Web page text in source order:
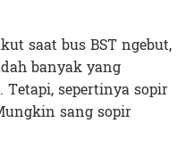
saat bus BST ngebut,
banyak yang
sepertinya sopir
sang sopir